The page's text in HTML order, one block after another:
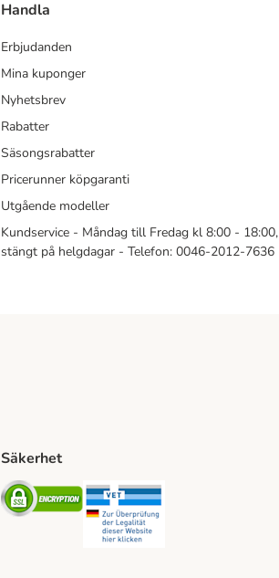
Handla
Erbjudanden
Mina kuponger
Nyhetsbrev
Rabatter
Säsongsrabatter
Pricerunner köpgaranti
Utgående modeller
Kundservice - Måndag till Fredag kl 8:00 - 18:00,
stängt på helgdagar - Telefon: 0046-2012-7636
Säkerhet
Security